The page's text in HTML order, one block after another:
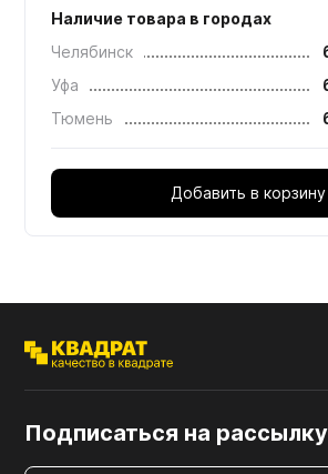
Наличие товара в городах
Челябинск
Уфа
Тюмень
Добавить в корзину
Подписаться на рассылку